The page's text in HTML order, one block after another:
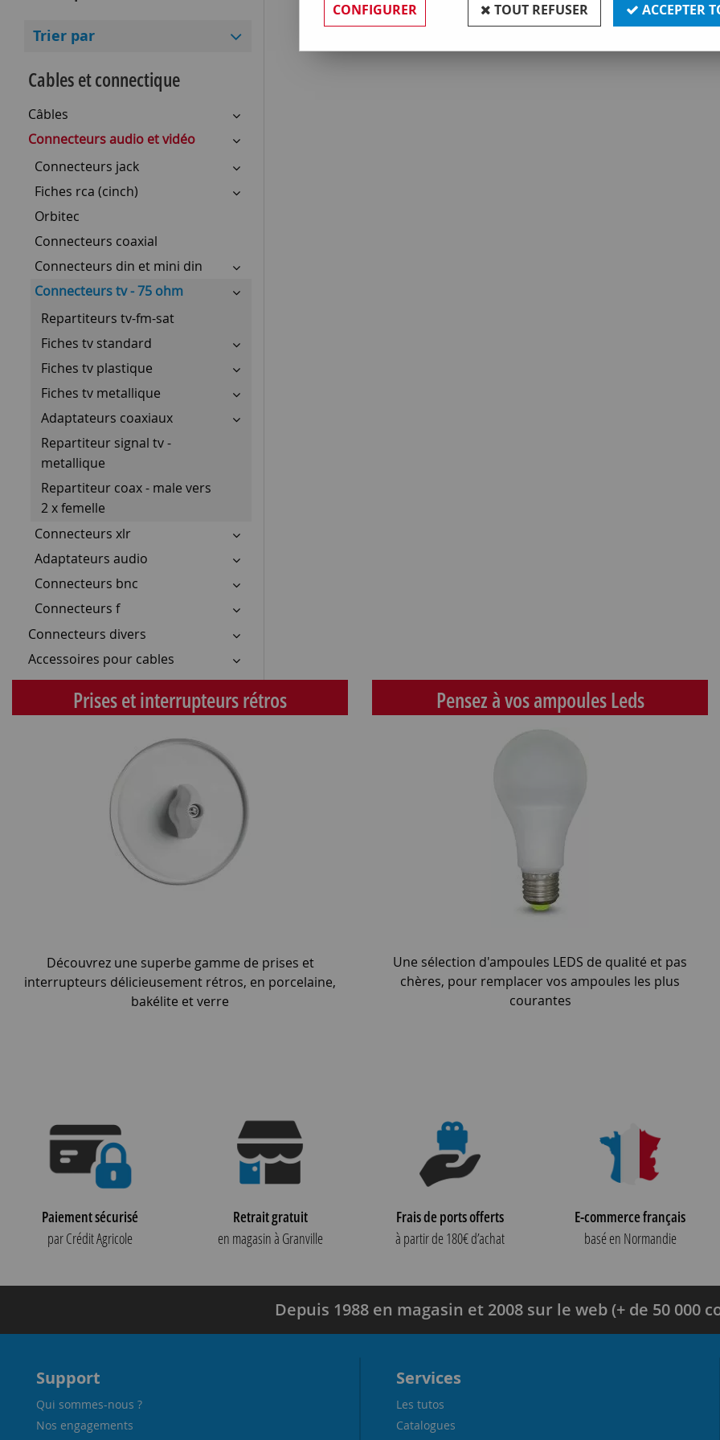
Trier par
Cables et connectique
Câbles
Connecteurs audio et vidéo
Connecteurs jack
Fiches rca (cinch)
Orbitec
Connecteurs coaxial
Connecteurs din et mini din
Connecteurs tv - 75 ohm
Repartiteurs tv-fm-sat
Fiches tv standard
Fiches tv plastique
Fiches tv metallique
Adaptateurs coaxiaux
Repartiteur signal tv -
metallique
Repartiteur coax - male vers
2 x femelle
Connecteurs xlr
Adaptateurs audio
Connecteurs bnc
Connecteurs f
Connecteurs divers
Accessoires pour cables
Prises et interrupteurs rétros
Découvrez une superbe gamme de prises et
interrupteurs délicieusement rétros, en porcelaine,
bakélite et verre
Pensez à vos ampoules Leds
Une sélection d'ampoules LEDS de qualité et pas
chères, pour remplacer vos ampoules les plus
courantes
Paiement sécurisé
par Crédit Agricole
Retrait gratuit
en magasin à Granville
Frais de ports offerts
à partir de 180€ d’achat
E-commerce français
basé en Normandie
Depuis 1988 en magasin et 2008 sur le web (+ de 50 000
Support
Qui sommes-nous ?
Nos engagements
Services
Les tutos
Catalogues
CONFIGURER TOUT REFUSER ACCEPTER